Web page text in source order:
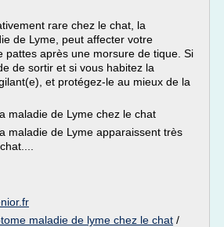
rare chez le chat, la
de Lyme, peut affecter votre
pattes après une morsure de tique. Si
de sortir et si vous habitez la
et protégez-le au mieux de la
maladie de Lyme chez le chat
maladie de Lyme apparaissent très
maladie de lyme chez le chat /